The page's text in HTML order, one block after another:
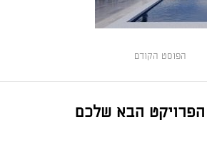
הפוסט הקודם
הפרויקט הבא שלכם